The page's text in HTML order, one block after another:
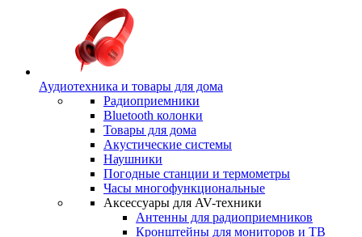
Аудиотехника и товары для дома
Радиоприемники
Bluetooth колонки
Товары для дома
Акустические системы
Наушники
Погодные станции и термометры
Часы многофункциональные
Аксессуары для AV-техники
Антенны для радиоприемников
Кронштейны для мониторов и ТВ